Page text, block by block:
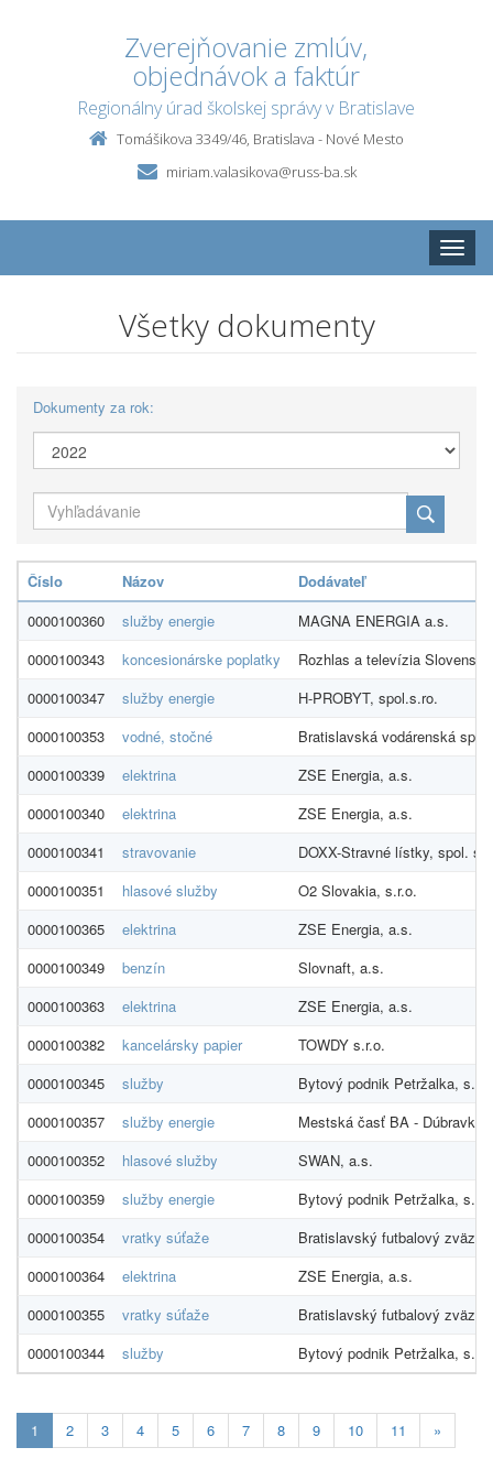
Zverejňovanie zmlúv,
objednávok a faktúr
Regionálny úrad školskej správy v Bratislave
Tomášikova 3349/46, Bratislava - Nové Mesto
miriam.valasikova@russ-ba.sk
Toggle
Všetky dokumenty
Dokumenty za rok:
Číslo Názov
Dodávateľ
0000100360
služby energie
MAGNA ENERGIA a.s.
0000100343
koncesionárske poplatky
Rozhlas a televízia Slovenska
0000100347
služby energie
H-PROBYT, spol.s.ro.
0000100353
vodné, stočné
Bratislavská vodárenská
0000100339
elektrina
ZSE Energia, a.s.
0000100340
elektrina
ZSE Energia, a.s.
0000100341
stravovanie
DOXX-Stravné lístky, spol. s
0000100351
hlasové služby
O2 Slovakia, s.r.o.
0000100365
elektrina
ZSE Energia, a.s.
0000100349
benzín
Slovnaft, a.s.
0000100363
elektrina
ZSE Energia, a.s.
0000100382
kancelársky papier
TOWDY s.r.o.
0000100345
služby
Bytový podnik Petržalka,
0000100357
služby energie
Mestská časť BA - Dúbravka
0000100352
hlasové služby
SWAN, a.s.
0000100359
služby energie
Bytový podnik Petržalka,
0000100354
vratky súťaže
Bratislavský futbalový zväz
0000100364
elektrina
ZSE Energia, a.s.
0000100355
vratky súťaže
Bratislavský futbalový zväz
0000100344
služby Bytový podnik Petržalka,
1 Aktualna-
stranka
2 3 4 5 6 7 8 9 10 11 »